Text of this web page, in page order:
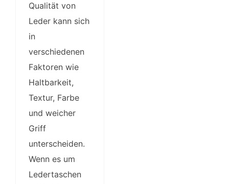
Qualität von
Leder kann sich
in
verschiedenen
Faktoren wie
Haltbarkeit,
Textur, Farbe
und weicher
Griff
unterscheiden.
Wenn es um
Ledertaschen